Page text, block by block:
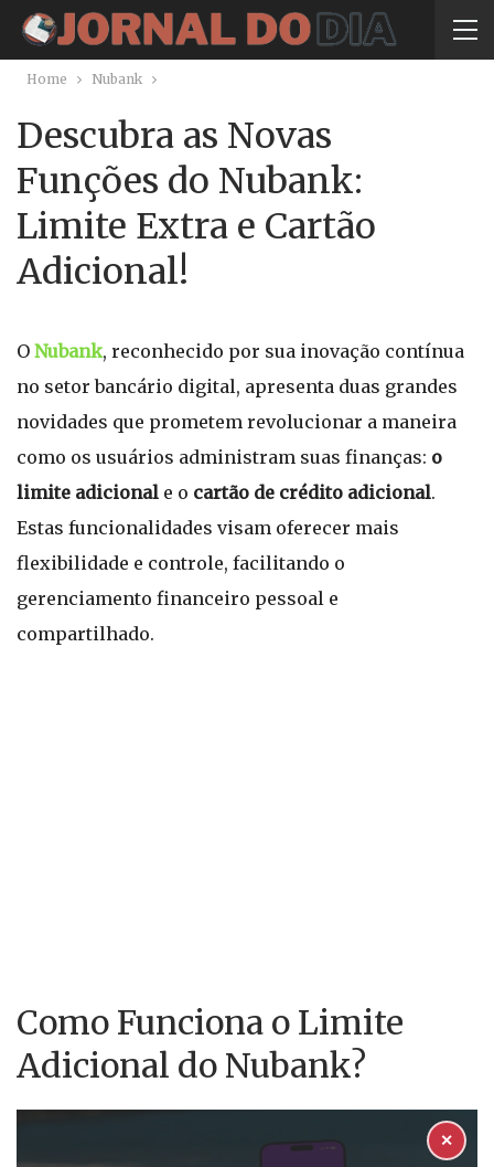
Home Nubank
Descubra as Novas
Funções do Nubank:
Limite Extra e Cartão
Adicional!
O Nubank, reconhecido por sua inovação contínua
no setor bancário digital, apresenta duas grandes
novidades que prometem revolucionar a maneira
como os usuários administram suas finanças: o
limite adicional e o cartão de crédito adicional.
Estas funcionalidades visam oferecer mais
flexibilidade e controle, facilitando o
gerenciamento financeiro pessoal e
compartilhado.
Como Funciona o Limite
Adicional do Nubank?
✕